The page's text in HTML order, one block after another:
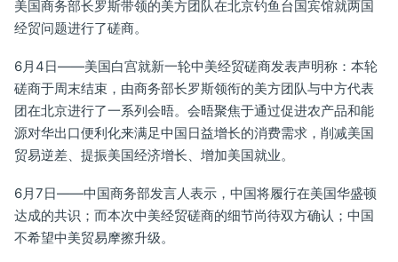
美国商务部长罗斯带领的美方团队在北京钓鱼台国宾馆就两国
经贸问题进行了磋商。
6月4日——美国白宫就新一轮中美经贸磋商发表声明称：本轮
磋商于周末结束，由商务部长罗斯领衔的美方团队与中方代表
团在北京进行了一系列会晤。会晤聚焦于通过促进农产品和能
源对华出口便利化来满足中国日益增长的消费需求，削减美国
贸易逆差、提振美国经济增长、增加美国就业。
6月7日——中国商务部发言人表示，中国将履行在美国华盛顿
达成的共识；而本次中美经贸磋商的细节尚待双方确认；中国
不希望中美贸易摩擦升级。